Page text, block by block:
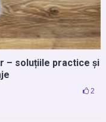
– soluțiile practice și
2